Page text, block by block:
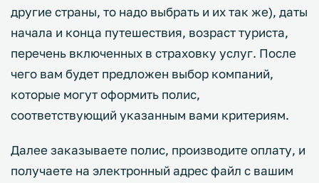
другие страны, то надо выбрать и их так же), даты
начала и конца путешествия, возраст туриста,
перечень включенных в страховку услуг. После
чего вам будет предложен выбор компаний,
которые могут оформить полис,
соответствующий указанным вами критериям.
Далее заказываете полис, производите оплату, и
получаете на электронный адрес файл с вашим